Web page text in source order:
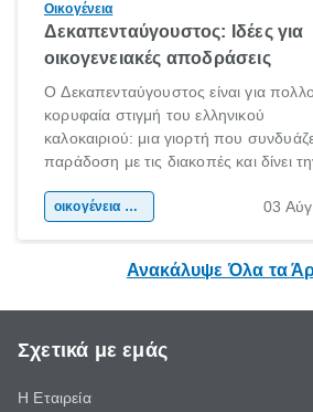
Οικογένεια
Δεκαπενταύγουστος: Ιδέες για
οικογενειακές αποδράσεις
Ο Δεκαπενταύγουστος είναι για
κορυφαία στιγμή του ελληνικού
καλοκαιριού: μια γιορτή που
παράδοση με τις διακοπές και δίνει
χώρας. Είτε πρόκειται για λίγες μέρες
οικογένεια & παιδί 03
Ανακάλυψε Όλα τα
Σχετικά με εμάς
Η Εταιρεία